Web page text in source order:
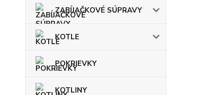
ZABÍJAČKOVÉ SÚPRAVY
KOTLE
POKRIEVKY
KOTLINY